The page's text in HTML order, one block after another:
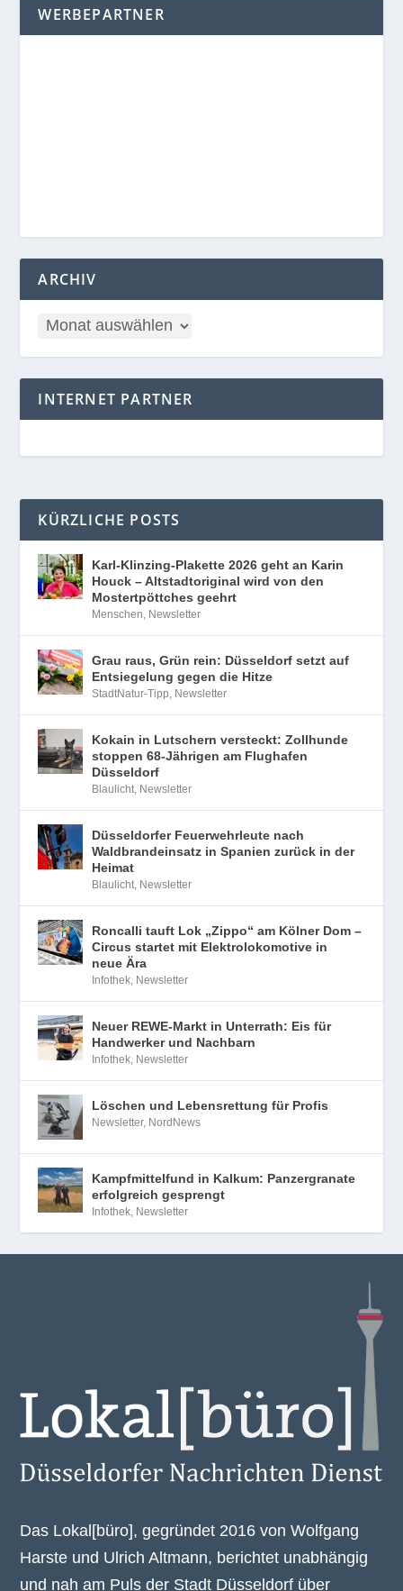
WERBEPARTNER
ARCHIV
INTERNET PARTNER
KÜRZLICHE POSTS
Karl-Klinzing-Plakette 2026 geht an Karin
Houck – Altstadtoriginal wird von den
Mostertpöttches geehrt
Menschen Newsletter
Grau raus, Grün rein: Düsseldorf setzt auf
Entsiegelung gegen die Hitze
StadtNatur-Tipp Newsletter
Kokain in Lutschern versteckt: Zollhunde
stoppen 68-Jährigen am Flughafen
Düsseldorf
Blaulicht Newsletter
Düsseldorfer Feuerwehrleute nach
Waldbrandeinsatz in Spanien zurück in der
Heimat
Blaulicht Newsletter
Roncalli tauft Lok „Zippo“ am Kölner Dom –
Circus startet mit Elektrolokomotive in
neue Ära
Infothek Newsletter
Neuer REWE-Markt in Unterrath: Eis für
Handwerker und Nachbarn
Infothek Newsletter
Löschen und Lebensrettung für Profis
Newsletter, NordNews
Kampfmittelfund in Kalkum: Panzergranate
erfolgreich gesprengt
Infothek Newsletter
Das Lokal[büro], gegründet 2016 von Wolfgang
Harste und Ulrich Altmann, berichtet unabhängig
und nah am Puls der Stadt Düsseldorf über